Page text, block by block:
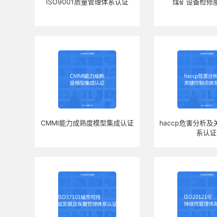
CMMI能力成熟度模型集成认证
haccp危害分析及
系认证